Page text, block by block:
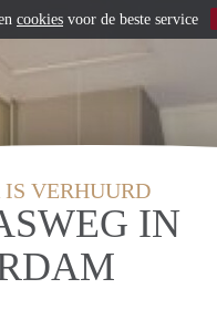
VERHUURD
IN
cookies voor de beste service